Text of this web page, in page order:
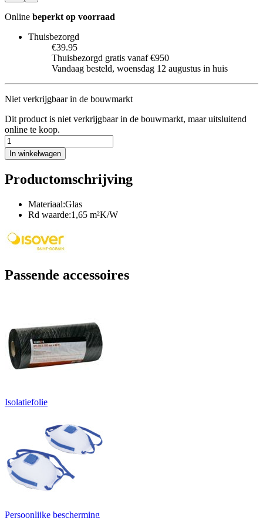
Online beperkt op voorraad
Thuisbezorgd
€39.95
Thuisbezorgd gratis vanaf €950
Vandaag besteld, woensdag 12 augustus in huis
Niet verkrijgbaar in de bouwmarkt
Dit product is niet verkrijgbaar in de bouwmarkt, maar uitsluitend
online te koop.
In winkelwagen
Productomschrijving
Materiaal:Glas
Rd waarde:1,65 m²K/W
Passende accessoires
Isolatiefolie
Persoonlijke bescherming